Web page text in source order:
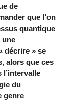
de
que l’on
quantique
une
décrire » se
alors que ces
l’intervalle
du
genre